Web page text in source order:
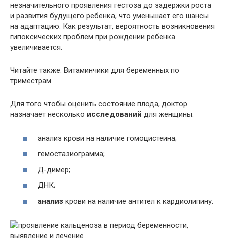
незначительного проявления гестоза до задержки роста
и развития будущего ребенка, что уменьшает его шансы
на адаптацию. Как результат, вероятность возникновения
гипоксических проблем при рождении ребенка
увеличивается.
Читайте также: Витаминчики для беременных по
триместрам.
Для того чтобы оценить состояние плода, доктор
назначает несколько исследований для женщины:
анализ крови на наличие гомоцистеина;
гемостазиограмма;
Д-димер;
ДНК;
анализ крови на наличие антител к кардиолипину.